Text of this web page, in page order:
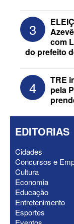
ELEIÇÕES
pede
oficializa
suplente
ELEIÇÕES
Granja
sem vice
3
com
do prefeito
4
TRE
pela
EDITORIAS
Cidades
Concursos e
Cultura
Economia
Educação
Entretenimento
Esportes